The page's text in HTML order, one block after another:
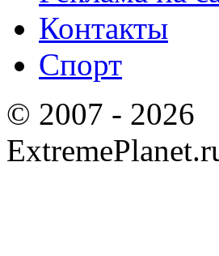
Контакты
Спорт
© 2007 - 2026